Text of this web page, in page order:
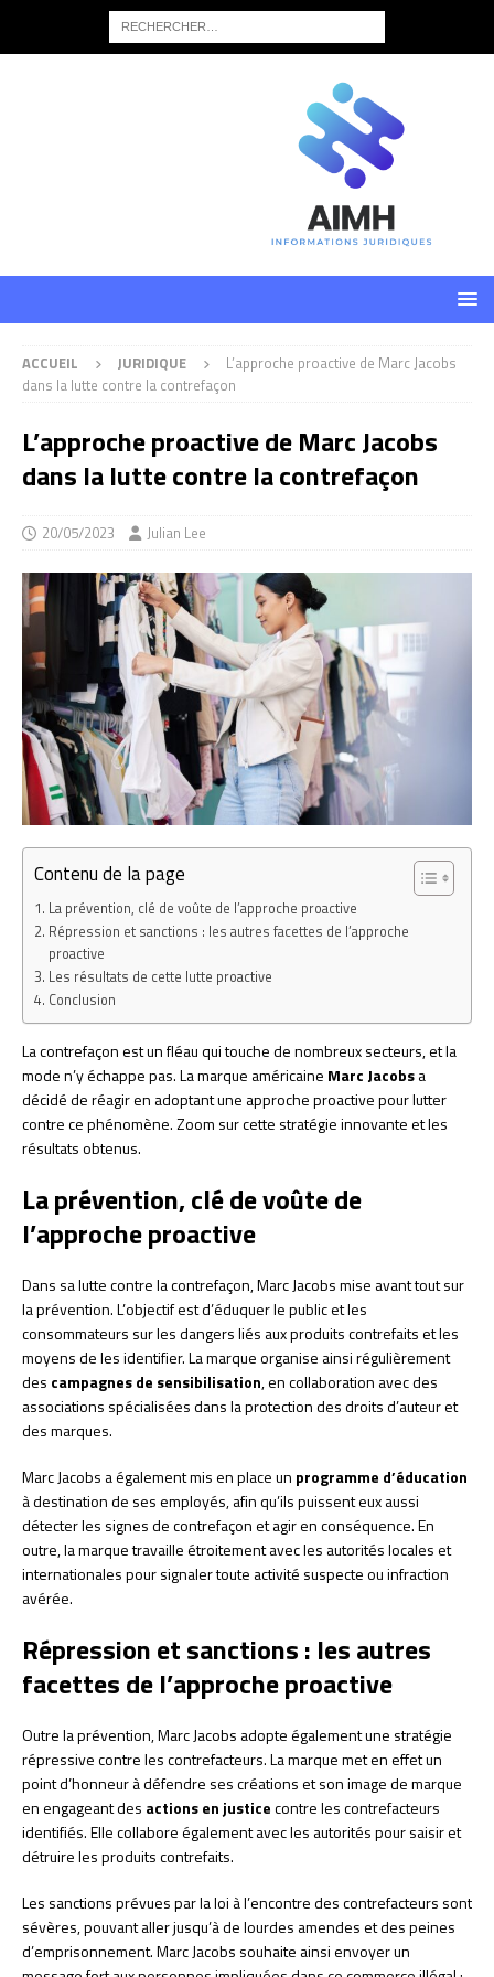
ACCUEIL JURIDIQUE
L’approche proactive de Marc Jacobs
dans la lutte contre la contrefaçon
L’approche proactive de Marc Jacobs
dans la lutte contre la contrefaçon
20/05/2023 Julian Lee
Contenu de la page
La prévention, clé de voûte de l’approche proactive
Répression et sanctions : les autres facettes de l’approche
proactive
Les résultats de cette lutte proactive
Conclusion
La contrefaçon est un fléau qui touche de nombreux secteurs, et la
mode n’y échappe pas. La marque américaine Marc Jacobsa
décidé de réagir en adoptant une approche proactive pour lutter
contre ce phénomène. Zoom sur cette stratégie innovante et les
résultats obtenus.
La prévention, clé de voûte de
l’approche proactive
Dans sa lutte contre la contrefaçon, Marc Jacobs mise avant tout sur
la prévention. L’objectif est d’éduquer le public et les
consommateurs sur les dangers liés aux produits contrefaits et les
moyens de les identifier. La marque organise ainsi régulièrement
des campagnes de sensibilisation, en collaboration avec des
associations spécialisées dans la protection des droits d’auteur et
des marques.
Marc Jacobs a également mis en place un programme d’éducation
à destination de ses employés, afin qu’ils puissent eux aussi
détecter les signes de contrefaçon et agir en conséquence. En
outre, la marque travaille étroitement avec les autorités locales et
internationales pour signaler toute activité suspecte ou infraction
avérée.
Répression et sanctions : les autres
facettes de l’approche proactive
Outre la prévention, Marc Jacobs adopte également une stratégie
répressive contre les contrefacteurs. La marque met en effet un
point d’honneur à défendre ses créations et son image de marque
en engageant des actions en justicecontre les contrefacteurs
identifiés. Elle collabore également avec les autorités pour saisir et
détruire les produits contrefaits.
Les sanctions prévues par la loi à l’encontre des contrefacteurs sont
sévères, pouvant aller jusqu’à de lourdes amendes et des peines
d’emprisonnement. Marc Jacobs souhaite ainsi envoyer un